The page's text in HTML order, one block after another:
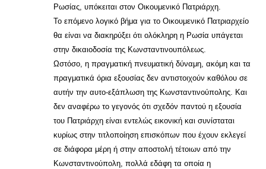
Ρωσίας, υπόκειται στον Οικουμενικό Πατριάρχη.
Το επόμενο λογικό βήμα για το Οικουμενικό Πατριαρχείο
θα είναι να διακηρύξει ότι ολόκληρη η Ρωσία υπάγεται
στην δικαιοδοσία της Κωνσταντινουπόλεως.
Ωστόσο, η πραγματική πνευματική δύναμη, ακόμη και τα
πραγματικά όρια εξουσίας δεν αντιστοιχούν καθόλου σε
αυτήν την αυτο-εξάπλωση της Κωνσταντινούπολης. Και
δεν αναφέρω το γεγονός ότι σχεδόν παντού η εξουσία
του Πατριάρχη είναι εντελώς εικονική και συνίσταται
κυρίως στην τιτλοποίηση επισκόπων που έχουν εκλεγεί
σε διάφορα μέρη ή στην αποστολή τέτοιων από την
Κωνσταντινούπολη, πολλά εδάφη τα οποία η